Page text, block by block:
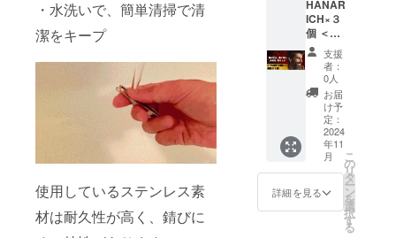
・水洗いで、簡単清掃で清
潔をキープ
使用しているステンレス素
材は耐久性が高く、錆びに
持ち運
びに便
利な
HANAR
ICH専用
ケース
を、ご
支援い
ただき
ました
方全員
に提供
いたし
ます。
HANAR
ICH×３
個 ＜保
証につ
いて＞
万が一
商品が
破損・
汚損し
ていた
場合
は、返
品・交
換をさ
せてい
ただき
支援
者：
0人
お届
け予
定：
2024
年11
月
詳細を見る
こ
の
リ
タ
ー
ン
を
選
択
す
る